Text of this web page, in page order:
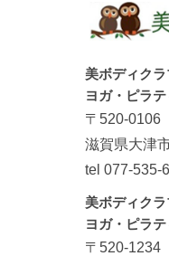
美ボディク
ヨガ・ピラ
〒520-0106
滋賀県大津
tel 077-535-
美ボディク
ヨガ・ピラ
〒520-1234